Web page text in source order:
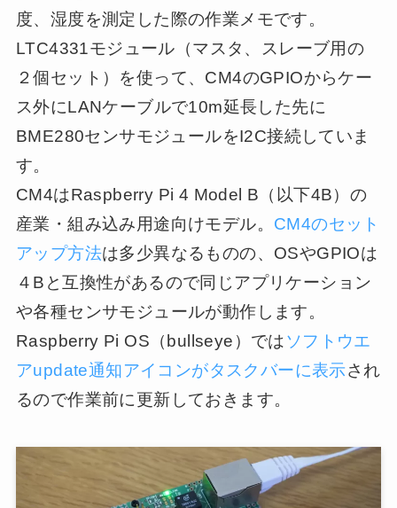
度、湿度を測定した際の作業メモです。
LTC4331モジュール（マスタ、スレーブ用の
２個セット）を使って、CM4のGPIOからケー
ス外にLANケーブルで10m延長した先に
BME280センサモジュールをI2C接続していま
す。
CM4はRaspberry Pi 4 Model B（以下4B）の
産業・組み込み用途向けモデル。 CM4のセット
アップ方法は多少異なるものの、OSやGPIOは
４Bと互換性があるので同じアプリケーション
や各種センサモジュールが動作します。
Raspberry Pi OS（bullseye）ではソフトウエ
アupdate通知アイコンがタスクバーに表示され
るので作業前に更新しておきます。